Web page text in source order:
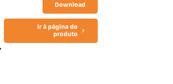
Download
Ir à página do
produto